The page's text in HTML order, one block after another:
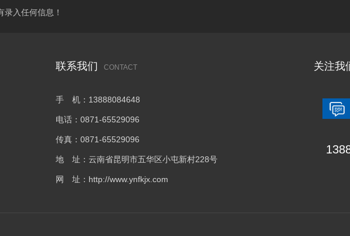
被清除； 4）抛射位置的确定，用1只19MM活动扳手将压板上的三只六角
面和管件的内壁，并且不受场地限制，可将设备安置在特大型工件附近；
件表面易产生清理不到的死角； 4、设备结构较复杂，易损件多，特别是叶
采用喷丸，抛丸或喷砂等方式来清理铸钢件表面。作为全球领先的金属表面智能
丸、喷砂等工艺的区别。 喷丸，用喷丸进行表面处理的优点是打击力大，
变形，且钢丸打击到工件表面使金属基材产生变形。喷丸处理是工厂广泛采用的
置限制，操作方便，但是工作环境较差。喷丸广泛用于提高铸件机械强度以及耐
除铸件的残余应力等。与抛丸的区别喷丸使用高压风或者压缩空气作动力，而抛
会有死角，而喷丸比较灵活，但动力消耗大。两种工艺虽然喷射动力和方式不同
喷丸比较精细，容易控制精度，但效率不及抛丸之高，适形状复杂的小型工件，
录入任何信息！
联系我们 CONTACT
手 机：13888084648
电话：0871-65529096
传真：0871-65529096
地 址：云南省昆明市五华区小屯新村228号
网 址：http://www.ynfkjx.com
关注我